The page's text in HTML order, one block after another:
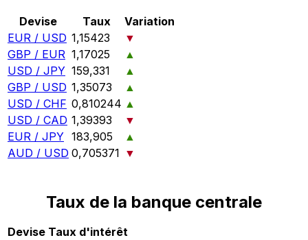
Devise Taux
Variation
EUR / USD 1,15423
▼
GBP / EUR 1,17025
▲
USD / JPY 159,331
▲
GBP / USD 1,35073
▲
USD / CHF 0,810244 ▲
USD / CAD 1,39393
▼
EUR / JPY 183,905
▲
AUD / USD 0,705371 ▼
Taux de la banque centrale
Devise Taux d'intérêt